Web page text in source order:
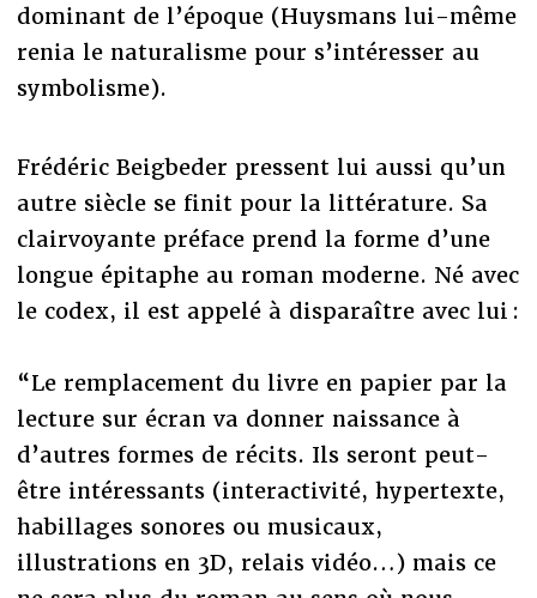
dominant de l’époque (Huysmans lui-même
renia le naturalisme pour s’intéresser au
symbolisme).
Frédéric Beigbeder pressent lui aussi qu’un
autre siècle se finit pour la littérature. Sa
clairvoyante préface prend la forme d’une
longue épitaphe au roman moderne. Né avec
le codex, il est appelé à disparaître avec lui :
“Le remplacement du livre en papier par la
lecture sur écran va donner naissance à
d’autres formes de récits. Ils seront peut-
être intéressants (interactivité, hypertexte,
habillages sonores ou musicaux,
illustrations en 3D, relais vidéo…) mais ce